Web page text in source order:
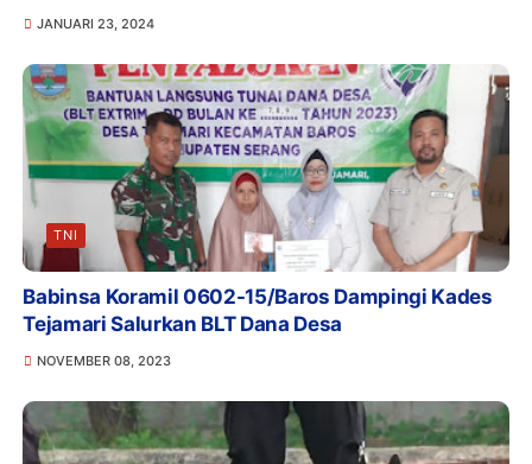
JANUARI 23, 2024
TNI
Babinsa Koramil 0602-15/Baros Dampingi Kades
Tejamari Salurkan BLT Dana Desa
NOVEMBER 08, 2023